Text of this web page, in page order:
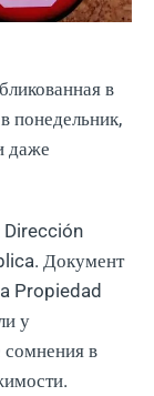
в
понедельник,
даже
Dirección
Документ
Propiedad
у
сомнения в